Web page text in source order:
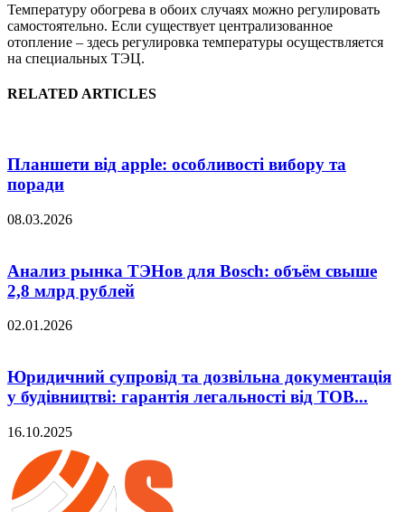
Температуру обогрева в обоих случаях можно регулировать
самостоятельно. Если существует централизованное
отопление – здесь регулировка температуры осуществляется
на специальных ТЭЦ.
RELATED ARTICLES
Планшети від apple: особливості вибору та
поради
08.03.2026
Анализ рынка ТЭНов для Bosch: объём свыше
2,8 млрд рублей
02.01.2026
Юридичний супровід та дозвільна документація
у будівництві: гарантія легальності від ТОВ...
16.10.2025